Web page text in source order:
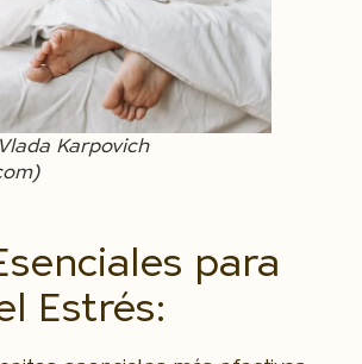
Karpovich
para
Estrés: